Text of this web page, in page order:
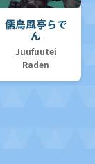
儒烏風亭らで
ん
Juufuutei
Raden